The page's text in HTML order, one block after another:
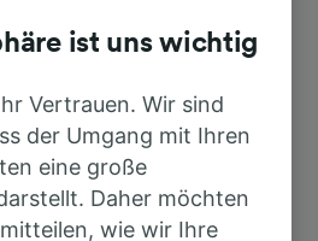
ist uns wichtig
Vertrauen. Wir sind
der Umgang mit Ihren
eine große
Daher möchten
wie wir Ihre